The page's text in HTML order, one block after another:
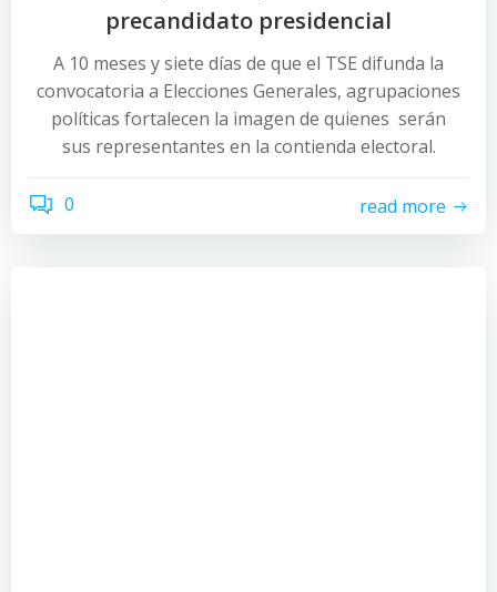
precandidato presidencial
A 10 meses y siete días de que el TSE difunda la
convocatoria a Elecciones Generales, agrupaciones
políticas fortalecen la imagen de quienes serán
sus representantes en la contienda electoral.
0 read more